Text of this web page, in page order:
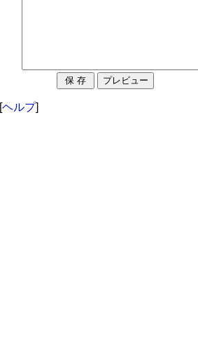
[ヘルプ]